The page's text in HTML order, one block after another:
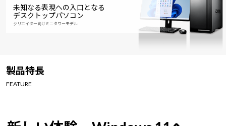
未知なる表現への入口となる
デスクトップパソコン
クリエイター向けミニタワーモデル
製品特長
FEATURE